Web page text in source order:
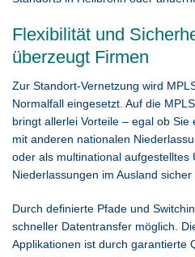
Flexibilität und
überzeugt Firmen
Zur Standort-Vernetzung wird
Normalfall eingesetzt. Auf die
bringt allerlei Vorteile – egal ob
mit anderen nationalen
oder als multinational aufgestelltes
Niederlassungen im Ausland sicher
Durch definierte Pfade und
schneller Datentransfer möglich.
Applikationen ist durch garantierte